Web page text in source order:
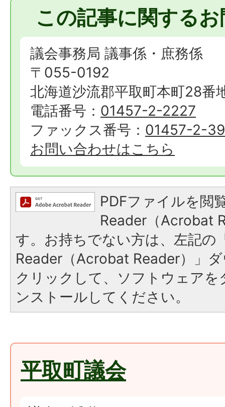
この記事に関する
議会事務局 議事係・庶務係
〒055-0192
北海道沙流郡平取町本町28番
電話番号： 01457-2-2227
ファックス番号： 01457-2-
お問い合わせはこちら
PDFファイルを閲
Reader（Acrobat
す。お持ちでない方は、左記の
Reader（Acrobat Reader）」
クリックして、ソフトウェア
ンストールしてください。
平取町議会